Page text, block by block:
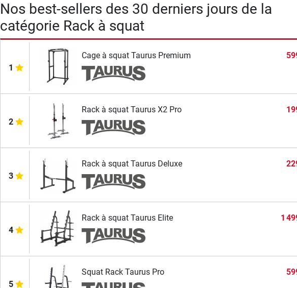
Nos best-sellers des 30 derniers jours de la
catégorie Rack à squat
1
Cage à squat Taurus Premium
2
Rack à squat Taurus X2 Pro
3
Rack à squat Taurus Deluxe
4
Rack à squat Taurus Elite 1
5
Squat Rack Taurus Pro